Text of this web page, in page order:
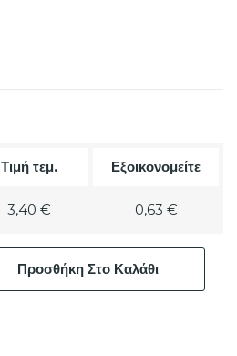
Τιμή τεμ. Εξοικονομείτε
3,40 € 0,63 €
Προσθήκη Στο Καλάθι